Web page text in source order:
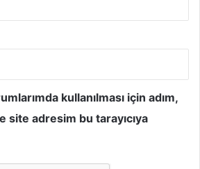
kullanılması için adım,
site adresim bu tarayıcıya